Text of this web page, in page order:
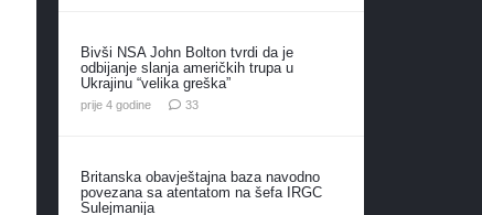
Bivši NSA John Bolton tvrdi da je
odbijanje slanja američkih trupa u
Ukrajinu “velika greška”
prije 4 godine 33komentara
Britanska obavještajna baza navodno
povezana sa atentatom na šefa IRGC
Sulejmanija